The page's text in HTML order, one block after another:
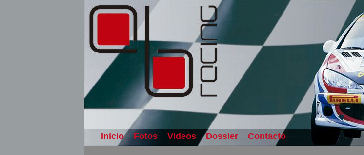
Inicio Fotos Videos Dossier Contacto